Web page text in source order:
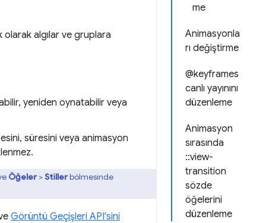
me
Animasyonla
rı değiştirme
@keyframes
canlı yayınını
düzenleme
Animasyon
sırasında
::view-
transition
sözde
öğelerini
düzenleme
olarak algılar ve gruplara
yeniden oynatabilir veya
süresini veya animasyon
Öğeler >Stillerbölmesinde
Görüntü Geçişleri API'sini